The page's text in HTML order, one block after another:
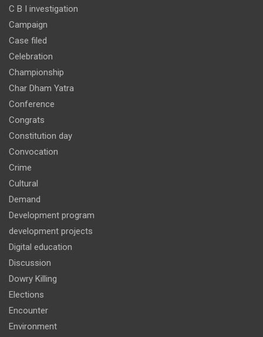
C B I investigation
Campaign
Case filed
Celebration
Championship
Char Dham Yatra
Conference
Congrats
Constitution day
Convocation
Crime
Cultural
Demand
Development program
development projects
Digital education
Discussion
Dowry Killing
Elections
Encounter
Environment